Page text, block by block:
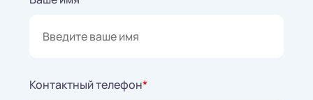
Контактный телефон*